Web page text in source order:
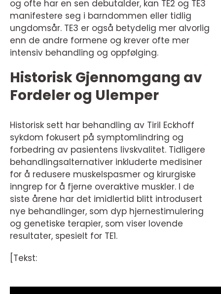
og ofte har en sen debutalder, kan TE2 og TE3
manifestere seg i barndommen eller tidlig
ungdomsår. TE3 er også betydelig mer alvorlig
enn de andre formene og krever ofte mer
intensiv behandling og oppfølging.
Historisk Gjennomgang av
Fordeler og Ulemper
Historisk sett har behandling av Tiril Eckhoff
sykdom fokusert på symptomlindring og
forbedring av pasientens livskvalitet. Tidligere
behandlingsalternativer inkluderte medisiner
for å redusere muskelspasmer og kirurgiske
inngrep for å fjerne overaktive muskler. I de
siste årene har det imidlertid blitt introdusert
nye behandlinger, som dyp hjernestimulering
og genetiske terapier, som viser lovende
resultater, spesielt for TE1.
[Tekst: